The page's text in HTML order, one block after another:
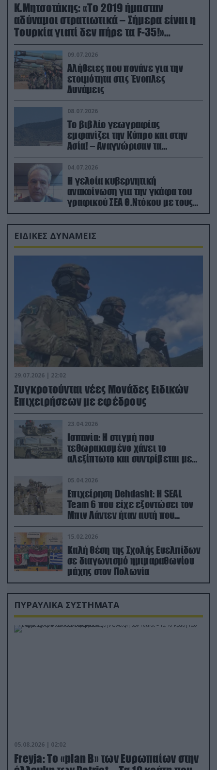
Κ.Μητσοτάκης: «Το 2019 ήμασταν
αδύναμοι στρατιωτικά – Σήμερα είναι η
Τουρκία γιατί δεν πήρε τα F-35!»
(βίντεο)
09.07.2026
Αλήθειες που πονάνε για την
ετοιμότητα στις Ένοπλες
Δυνάμεις
08.07.2026
Το βιβλίο γεωγραφίας
εμφανίζει την Κύπρο και στην
Ασία! – Αναγνώρισαν τα
κατεχόμενα; (φωτο)
04.07.2026
Η γελοία κυβερνητική
ανακοίνωση για την γκάφα του
γραφικού ΣΕΑ Θ.Ντόκου με τους
Ρώσους φαρσέρ
ΕΙΔΙΚΕΣ ΔΥΝΑΜΕΙΣ
29.07.2026 | 22:02
Συγκροτούνται νέες Μονάδες Ειδικών
Επιχειρήσεων με εφέδρους
23.04.2026
Ισπανία: Η στιγμή που
τεθωρακισμένο χάνει το
αλεξίπτωτο και συντρίβεται με
ορμή στο έδαφος (βίντεο)
05.04.2026
Επιχείρηση Dehdasht: Η SEAL
Team 6 που είχε εξοντώσει τον
Μπιν Λάντεν ήταν αυτή που
διέσωσε τον πιλότο του F-15
15.02.2026
Καλή θέση της Σχολής Ευελπίδων
σε διαγωνισμό ημιμαραθωνίου
μάχης στον Πολωνία
ΠΥΡΑΥΛΙΚΑ ΣΥΣΤΗΜΑΤΑ
05.08.2026 | 02:02
Freyja: Το «plan Β» των Ευρωπαίων στην